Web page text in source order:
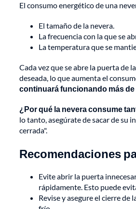
El consumo energético de una
El tamaño de la nevera.
La frecuencia con la que se
La temperatura que se
Cada vez que se abre la puerta de
deseada, lo que aumenta el
continuará funcionando más
¿Por qué la nevera consume
lo tanto, asegúrate de sacar de su
cerrada".
Recomendaciones
Evite abrir la puerta
rápidamente. Esto puede
Revise y asegure el cierre de